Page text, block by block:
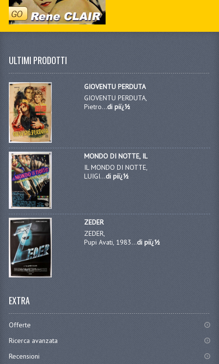
ULTIMI PRODOTTI
GIOVENTU PERDUTA
GIOVENTU PERDUTA,
Pietro...di piï¿½
MONDO DI NOTTE, IL
IL MONDO DI NOTTE,
LUIGI...di piï¿½
ZEDER
ZEDER,
Pupi Avati, 1983...di piï¿½
EXTRA
Offerte
Ricerca avanzata
Recensioni